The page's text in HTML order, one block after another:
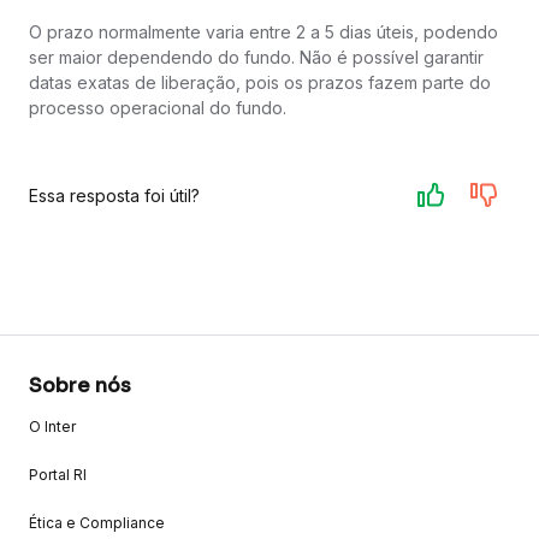
O prazo normalmente varia entre 2 a 5 dias úteis, podendo
ser maior dependendo do fundo. Não é possível garantir
datas exatas de liberação, pois os prazos fazem parte do
processo operacional do fundo.
Essa resposta foi útil?
Sobre nós
O Inter
Portal RI
Ética e Compliance